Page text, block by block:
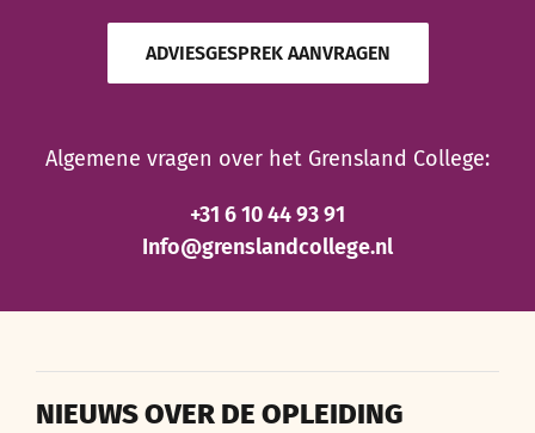
ADVIESGESPREK AANVRAGEN
Algemene vragen over het Grensland College:
+31 6 10 44 93 91
Info@grenslandcollege.nl
NIEUWS OVER DE OPLEIDING